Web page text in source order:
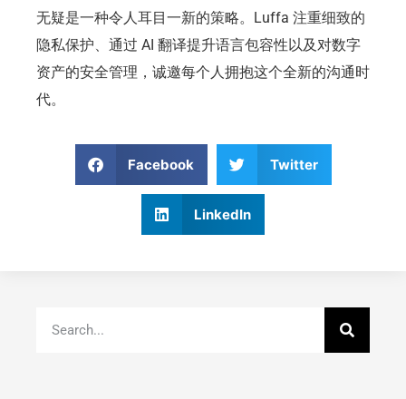
无疑是一种令人耳目一新的策略。Luffa 注重细致的
隐私保护、通过 AI 翻译提升语言包容性以及对数字
资产的安全管理，诚邀每个人拥抱这个全新的沟通时
代。
Facebook Twitter
LinkedIn